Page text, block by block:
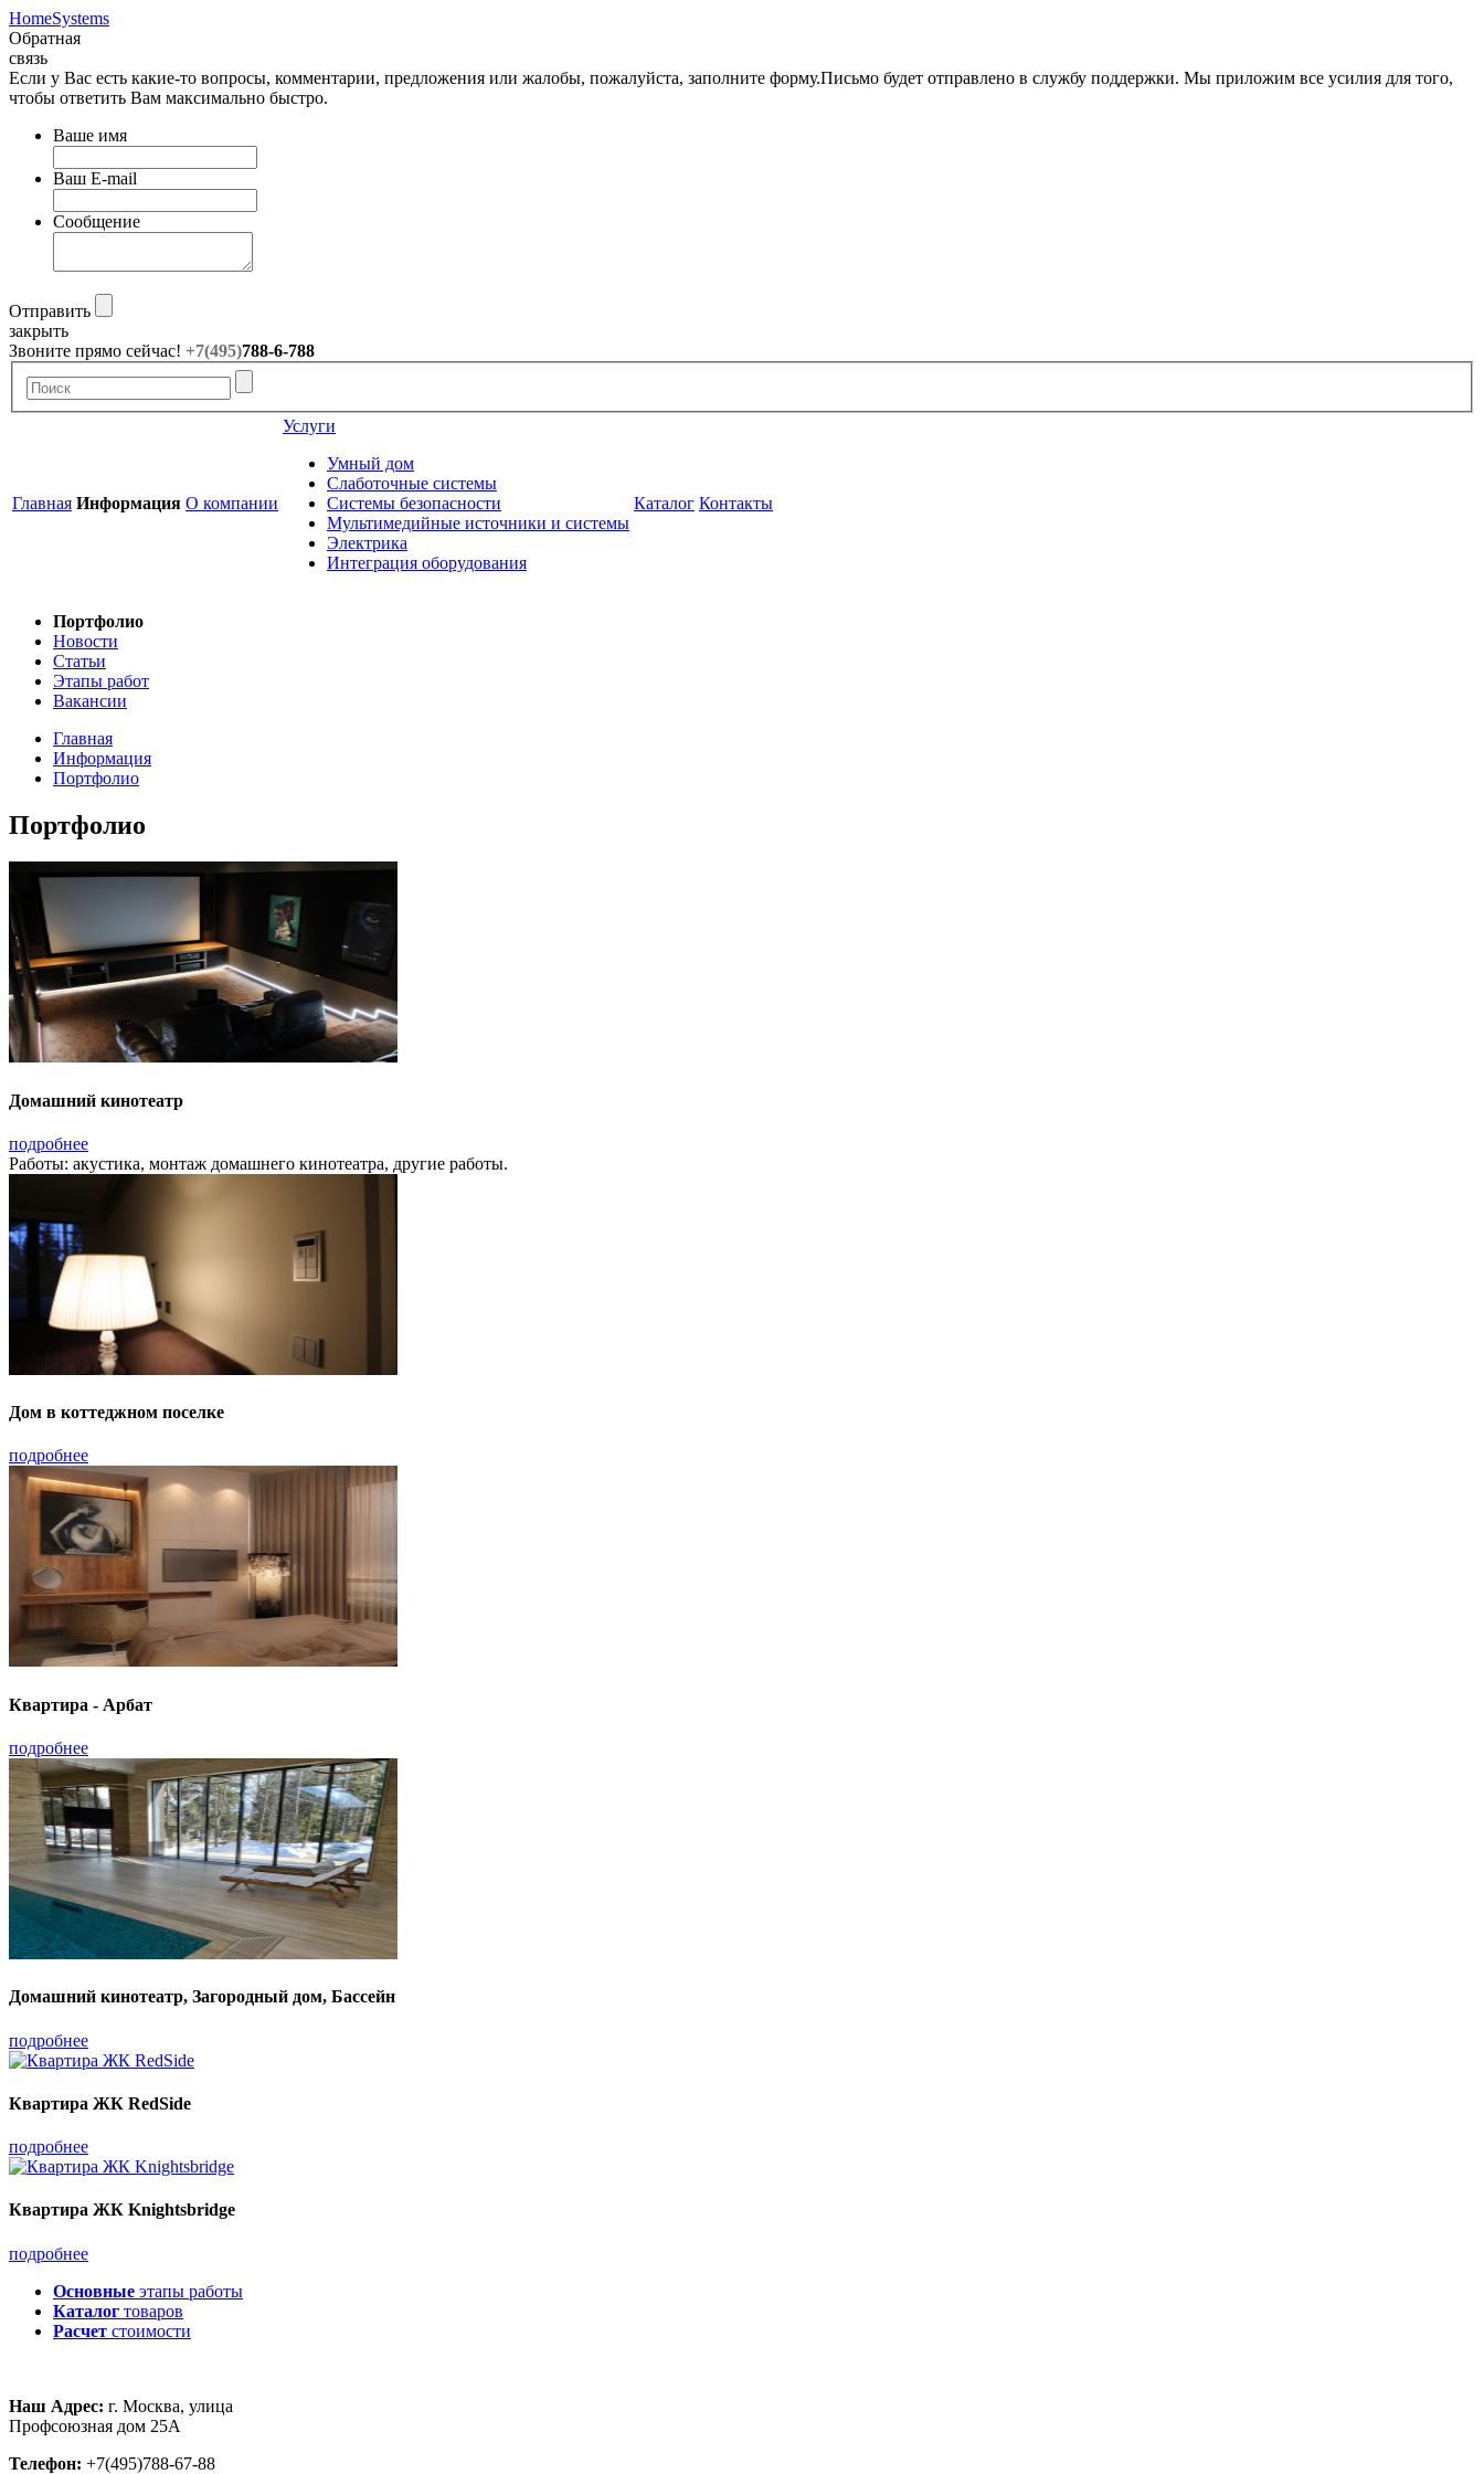
HomeSystems
Обратная
связь
Если у Вас есть какие-то вопросы, комментарии, предложения или жалобы, пожалуйста, заполните форму.Письмо будет отправлено в службу поддержки. Мы приложим все усилия для того,
чтобы ответить Вам максимально быстро.
Ваше имя
Ваш E-mail
Сообщение
Отправить
закрыть
Звоните прямо сейчас! +7(495)788-6-788
Главная Информация О компании
Услуги
Умный дом
Слаботочные системы
Системы безопасности
Мультимедийные источники и системы
Электрика
Интеграция оборудования
Каталог Контакты
Портфолио
Новости
Статьи
Этапы работ
Вакансии
Главная
Информация
Портфолио
Портфолио
Домашний кинотеатр
подробнее
Работы: акустика, монтаж домашнего кинотеатра, другие работы.
Дом в коттеджном поселке
подробнее
Квартира - Арбат
подробнее
Домашний кинотеатр, Загородный дом, Бассейн
подробнее
Квартира ЖК RedSide
подробнее
Квартира ЖК Knightsbridge
подробнее
Основные этапы работы
Каталог товаров
Расчет стоимости
Наш Адрес: г. Москва, улица
Профсоюзная дом 25А
Телефон: +7(495)788-67-88